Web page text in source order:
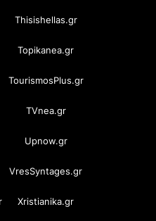
Thisishellas.gr
Topikanea.gr
TourismosPlus.gr
TVnea.gr
Upnow.gr
VresSyntages.gr
Xristianika.gr